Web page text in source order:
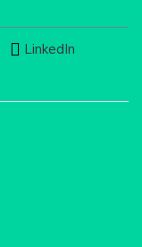
LinkedIn